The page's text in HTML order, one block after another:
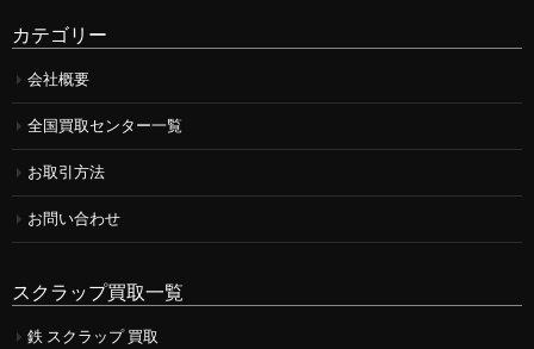
カテゴリー
会社概要
全国買取センター一覧
お取引方法
お問い合わせ
スクラップ買取一覧
鉄 スクラップ 買取